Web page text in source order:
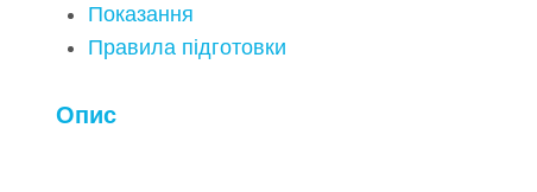
Показання
Правила підготовки
Опис